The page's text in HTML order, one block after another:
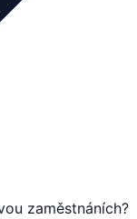
zaměstnáních?